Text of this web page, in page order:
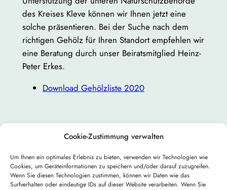
Cookie-Zustimmung verwalten
Um Ihnen ein optimales Erlebnis zu bieten, verwenden wir Technologien wie
Cookies, um Geräteinformationen zu speichern und/oder darauf zuzugreifen.
Wenn Sie diesen Technologien zustimmen, können wir Daten wie das
Surfverhalten oder eindeutige IDs auf dieser Website verarbeiten. Wenn Sie
des Kreises Kleve können wir Ihnen jetzt eine
solche präsentieren. Bei der Suche nach dem
richtigen Gehölz für Ihren Standort empfehlen wir
eine Beratung durch unser Beiratsmitglied Heinz-
Peter Erkes.
Download Gehölzliste 2020
← Vorheriger:
Rundbrief
Nächster:
Rundbrief
September 2020